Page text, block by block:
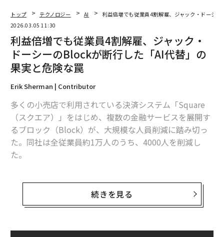
2026年9月号発売中
メンバーシップに登録する
利益倍増でも従業員4割解雇、ジャック・ドーシーのBlockが断行した「AI
反応
トップ テクノロジー AI
利益倍増でも従業員4割解雇、ジャック・ドーシ
2026.03.05 11:30
利益倍増でも従業員4割解雇、ジャック・
ドーシーのBlockが断行した「AI代替」の
果実と危険な罠
Erik Sherman | Contributor
多くの小売店で利用されている決済システム「Square
（スクエア）」をはじめ、複数の金融サービスを展開す
るブロック（Block）が、大規模な人員削減に踏み切っ
た。同社は全従業員約1万人のうち、4000人を削減し
た。
X）の共同創業者兼元CEOとしても知られるジャック・ド
ーシーが株主に宛てた書簡によれば、対象となる4000人
を求めたという。これは、一部の人員については引き続
続きを見る